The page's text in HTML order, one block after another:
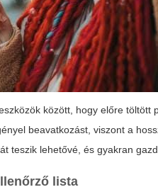
között, hogy előre
beavatkozást, viszont a
teszik lehetővé, és gyakran
lista